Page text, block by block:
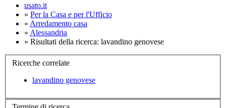
usato.it
» Per la Casa e per l'Ufficio
» Arredamento casa
» Alessandria
» Risultati della ricerca: lavandino genovese
Ricerche correlate
lavandino genovese